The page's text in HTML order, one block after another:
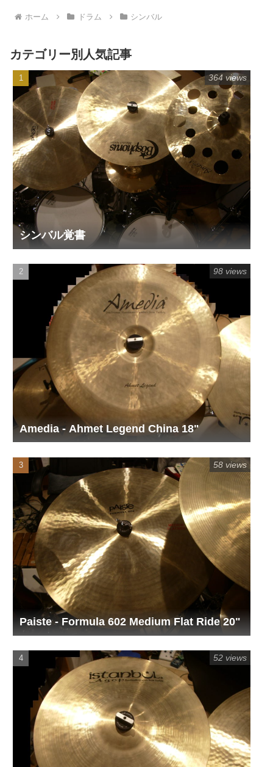
ホーム ドラム シンバル
カテゴリー別人気記事
シンバル覚書
364 views
Amedia - Ahmet Legend China 18"
98 views
Paiste - Formula 602 Medium Flat Ride 20"
58 views
52 views